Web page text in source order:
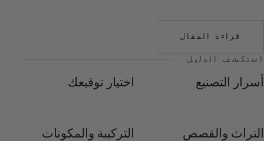
قراءة المقال
استكشف الدليل
أسرار التصنيع اختيار توقيعك
التراث والقصص التركيبة والمكونات